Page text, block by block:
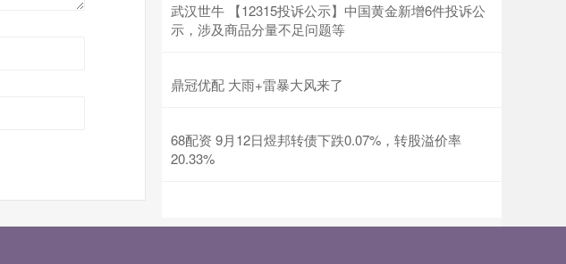
武汉世牛 【12315投诉公示】中国黄金新增6件投诉公
示，涉及商品分量不足问题等
鼎冠优配 大雨+雷暴大风来了
68配资 9月12日煜邦转债下跌0.07%，转股溢价率
20.33%